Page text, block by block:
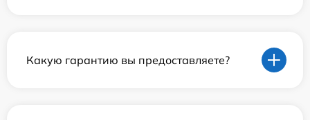
Какую гарантию вы предоставляете?